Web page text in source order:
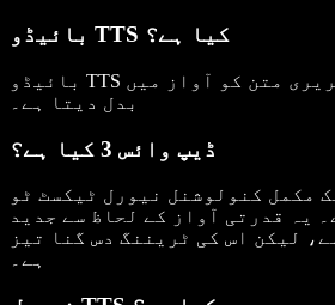
بائیڈو TTS کیا ہے؟
بائیڈو TTS ایک سسٹم ہے جو تحریری متن کو آواز میں
بدل دیتا ہے۔
ڈیپ وائس 3 کیا ہے؟
وائس 3 ایک مکمل کنولوشنل نیورل ٹیکسٹ ٹو
یہ قدرتی آواز کے لحاظ سے جدید
لیکن اس کی ٹریننگ دس گنا تیز
ہے۔